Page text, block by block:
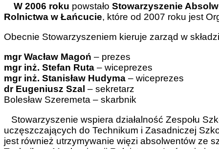
W 2006 roku powstało Stowarzyszenie
Rolnictwa w Łańcucie, które od 2007 roku jest
Obecnie Stowarzyszeniem kieruje zarząd w
mgr Wacław Magoń – prezes
mgr inż. Stefan Ruta – wiceprezes
mgr inż. Stanisław Hudyma – wiceprezes
dr Eugeniusz Szal – sekretarz
Bolesław Szeremeta – skarbnik
Stowarzyszenie wspiera działalność Zespołu
uczęszczających do Technikum i Zasadniczej
jest również utrzymywanie więzi absolwentów ze